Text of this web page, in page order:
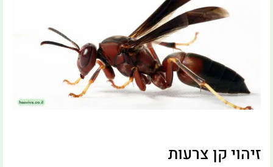
זיהוי קן צרעות